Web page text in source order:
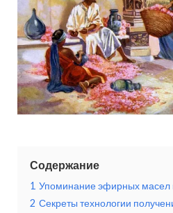
Содержание
1 Упоминание эфирных масел
2 Секреты технологии